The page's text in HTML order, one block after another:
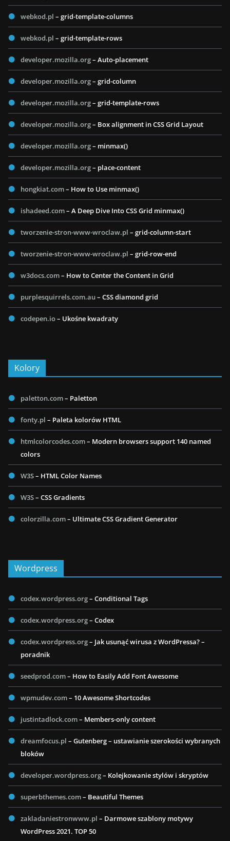
webkod.pl – grid-template-columns
webkod.pl – grid-template-rows
developer.mozilla.org– Auto-placement
developer.mozilla.org– grid-column
developer.mozilla.org– grid-template-rows
developer.mozilla.org– Box alignment in CSS Grid Layout
developer.mozilla.org– minmax()
developer.mozilla.org– place-content
hongkiat.com– How to Use minmax()
ishadeed.com– A Deep Dive Into CSS Grid minmax()
tworzenie-stron-www-wroclaw.pl – grid-column-start
tworzenie-stron-www-wroclaw.pl – grid-row-end
w3docs.com– How to Center the Content in Grid
purplesquirrels.com.au– CSS diamond grid
codepen.io– Ukośne kwadraty
Kolory
paletton.com– Paletton
fonty.pl – Paleta kolorów HTML
htmlcolorcodes.com– Modern browsers support 140 named
colors
W3S– HTML Color Names
W3S– CSS Gradients
colorzilla.com– Ultimate CSS Gradient Generator
Wordpress
codex.wordpress.org– Conditional Tags
codex.wordpress.org– Codex
codex.wordpress.org– Jak usunąć wirusa z WordPressa? –
poradnik
seedprod.com– How to Easily Add Font Awesome
wpmudev.com– 10 Awesome Shortcodes
justintadlock.com– Members-only content
dreamfocus.pl – Gutenberg – ustawianie szerokości wybranych
bloków
developer.wordpress.org– Kolejkowanie stylów i skryptów
superbthemes.com– Beautiful Themes
zakladaniestronwww.pl – Darmowe szablony motywy
WordPress 2021. TOP 50